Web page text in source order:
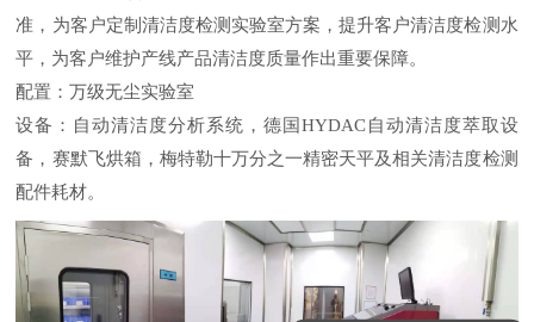
准，为客户定制清洁度检测实验室方案，提升客户清洁度检测水
平，为客户维护产线产品清洁度质量作出重要保障。
配置：万级无尘实验室
设备：自动清洁度分析系统，德国HYDAC自动清洁度萃取设
备，赛默飞烘箱，梅特勒十万分之一精密天平及相关清洁度检测
配件耗材。